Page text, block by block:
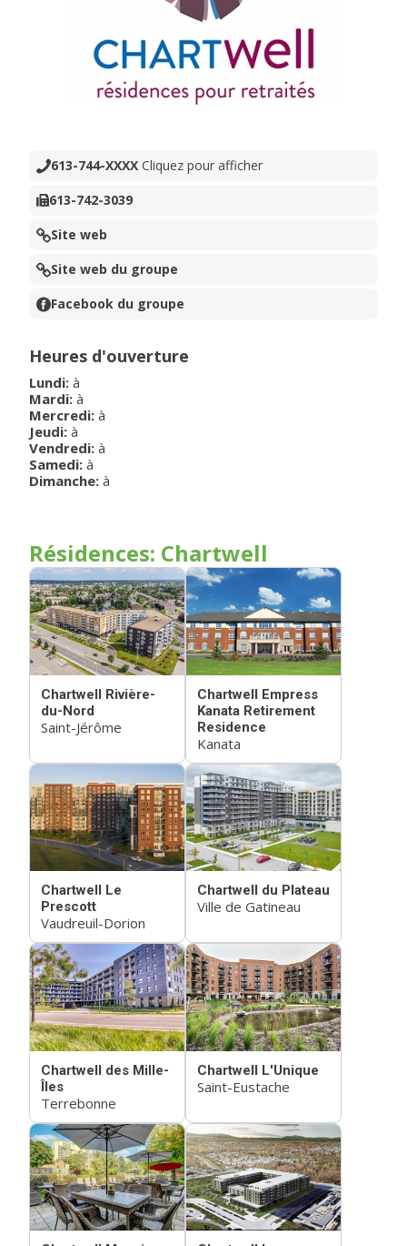
613-744-XXXX Cliquez pour afficher
613-742-3039
Site web
Site web du groupe
Facebook du groupe
Heures d'ouverture
Lundi: à
Mardi: à
Mercredi: à
Jeudi: à
Vendredi: à
Samedi: à
Dimanche: à
Résidences: Chartwell
Chartwell Rivière-
du-Nord
Saint-Jérôme
Chartwell Empress
Kanata Retirement
Residence
Kanata
Chartwell Le
Prescott
Vaudreuil-Dorion
Chartwell du Plateau
Ville de Gatineau
Chartwell des Mille-
Îles
Terrebonne
Chartwell L'Unique
Saint-Eustache